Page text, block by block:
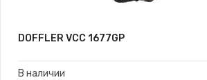
DOFFLER VCC 1677GP
В наличии